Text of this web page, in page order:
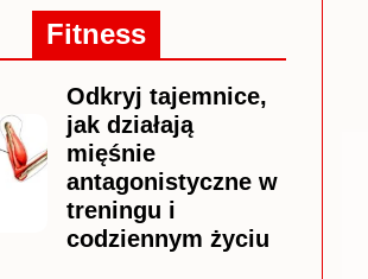
Fitness
Odkryj tajemnice,
jak działają
mięśnie
antagonistyczne w
treningu i
codziennym życiu